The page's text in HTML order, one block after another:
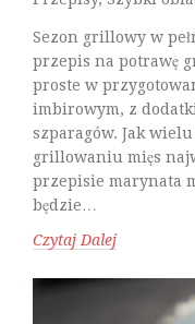
Sezon grillowy w
przepis na potrawę
proste w
imbirowym, z
szparagów. Jak
grillowaniu mięs
przepisie marynata
będzie…
Czytaj Dalej